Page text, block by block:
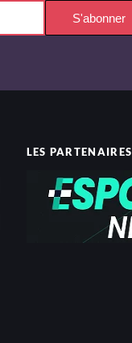
S'abonner
LES PARTENAIRES